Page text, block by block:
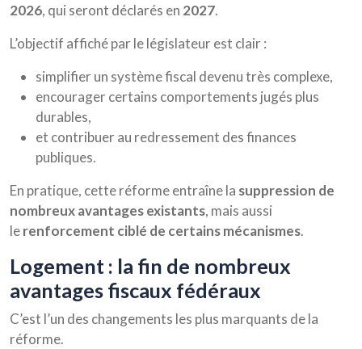
2026, qui seront déclarés en 2027.
L’objectif affiché par le législateur est clair :
simplifier un système fiscal devenu très complexe,
encourager certains comportements jugés plus
durables,
et contribuer au redressement des finances
publiques.
En pratique, cette réforme entraîne la suppression de
nombreux avantages existants, mais aussi
lerenforcement ciblé de certains mécanismes.
logement : la fin de nombreux
avantages fiscaux fédéraux
C’est l’un des changements les plus marquants de la
réforme.